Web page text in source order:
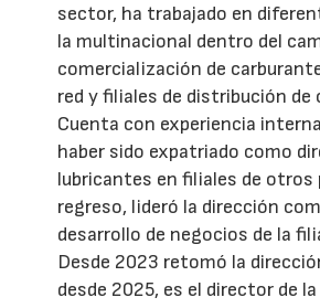
sector, ha trabajado en
la multinacional dentro del
comercialización de
red y filiales de distribución de
Cuenta con experiencia
haber sido expatriado como
lubricantes en filiales de otros
regreso, lideró la dirección
desarrollo de negocios de la
Desde 2023 retomó la
desde 2025, es el director de la